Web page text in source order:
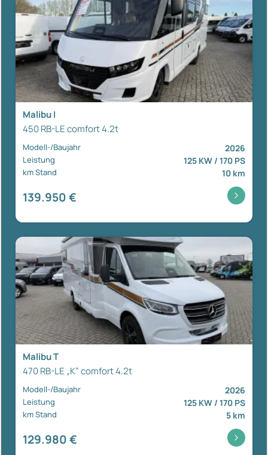
Malibu I
450 RB-LE comfort 4.2t
Modell-/Baujahr 2026
Leistung 125 KW / 170 PS
km Stand 10 km
139.950 €
Malibu T
470 RB-LE „K“ comfort 4.2t
Modell-/Baujahr 2026
Leistung 125 KW / 170 PS
km Stand 5 km
129.980 €